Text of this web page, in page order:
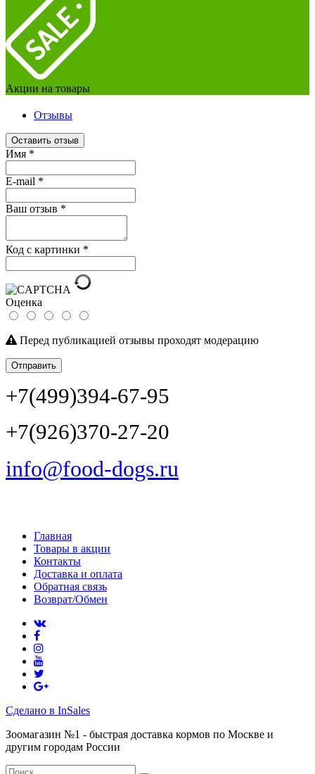
Акции на товары
Отзывы
Оставить отзыв
Имя *
E-mail *
Ваш отзыв *
Код с картинки *
Оценка
Перед публикацией отзывы проходят модерацию
Отправить
+7(499)394-67-95
+7(926)370-27-20
info@food-dogs.ru
Главная
Товары в акции
Контакты
Доставка и оплата
Обратная связь
Возврат/Обмен
Сделано в InSales
Зоомагазин №1 - быстрая доставка кормов по Москве и
другим городам России